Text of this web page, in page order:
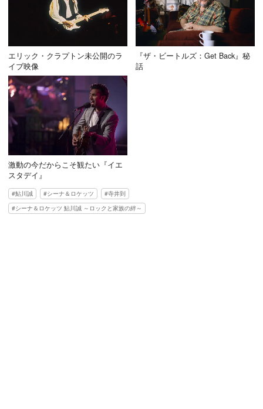
エリック・クラプトン未公開のラ
イブ映像
『ザ・ビートルズ：Get Back』秘
話
激動の今だからこそ観たい『イエ
スタデイ』
鮎川誠 シーナ＆ロケッツ
寺井到
シーナ＆ロケッツ 鮎川誠 ～ロックと家族の絆～